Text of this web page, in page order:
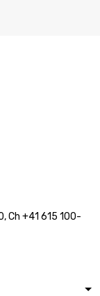
, Ch +41 615 100-